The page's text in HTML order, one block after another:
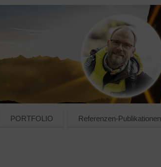
PORTFOLIO Referenzen-Publikationen